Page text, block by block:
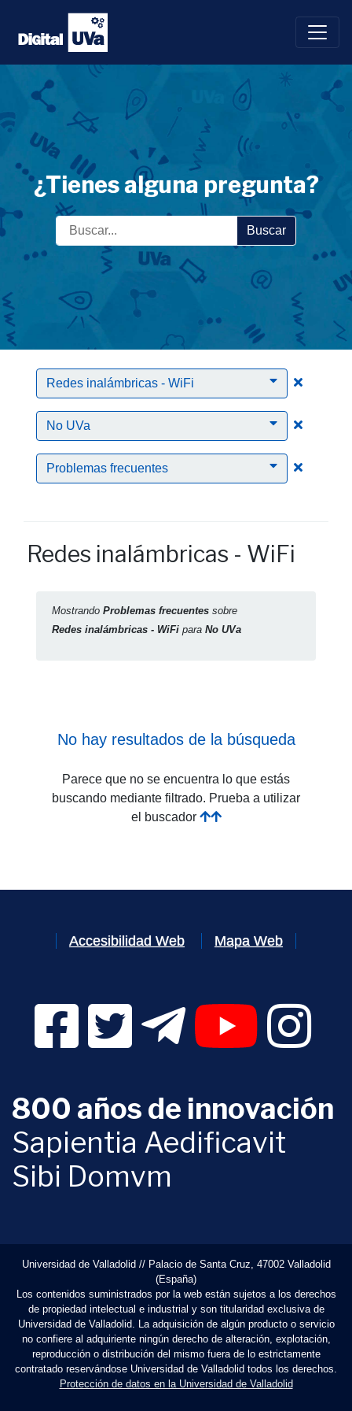
Saltar
contenido
¿Tienes alguna pregunta?
Buscar
Redes inalámbricas - WiFi Clic
No UVa Clic
Problemas frecuentes Clic
Redes inalámbricas - WiFi
Mostrando Problemas frecuentes sobre
Redes inalámbricas - WiFi para No UVa
No hay resultados de la búsqueda
Parece que no se encuentra lo que estás
buscando mediante filtrado. Prueba a utilizar
el buscador
Accesibilidad Web Mapa Web
Facebook Digital UVa (se abrirá en una nueva
Twitter Digital UVa (se abrirá en una
Telegram Digital UVa (se
YouTube Digital
800 años de innovación
Sapientia Aedificavit
Sibi Domvm
Universidad de Valladolid // Palacio de Santa Cruz, 47002 Valladolid
(España)
Los contenidos suministrados por la web están sujetos a los derechos
de propiedad intelectual e industrial y son titularidad exclusiva de
Universidad de Valladolid. La adquisición de algún producto o servicio
no confiere al adquiriente ningún derecho de alteración, explotación,
reproducción o distribución del mismo fuera de lo estrictamente
contratado reservándose Universidad de Valladolid todos los derechos.
Protección de datos en la Universidad de Valladolid